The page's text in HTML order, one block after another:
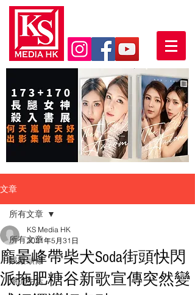
文章
所有文章
娛樂頭條
潮流生活
所有文章
龐景峰帶柴犬Soda街頭快閃
派拖肥糖谷新歌宣傳突然變
KS Media HK
2021年5月31日